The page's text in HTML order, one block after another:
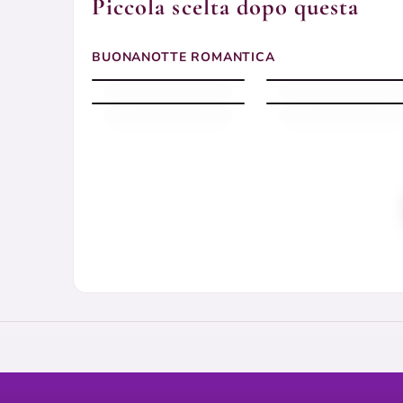
Piccola scelta dopo questa
BUONANOTTE ROMANTICA
luminosa
romantiche
romantiche